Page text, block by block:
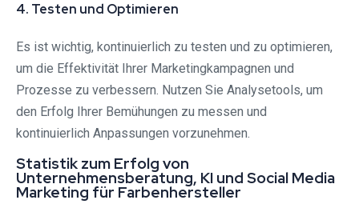
4. Testen und Optimieren
Es ist wichtig, kontinuierlich zu testen und zu optimieren,
um die Effektivität Ihrer Marketingkampagnen und
Prozesse zu verbessern. Nutzen Sie Analysetools, um
den Erfolg Ihrer Bemühungen zu messen und
kontinuierlich Anpassungen vorzunehmen.
Statistik zum Erfolg von
Unternehmensberatung, KI und Social Media
Marketing für Farbenhersteller